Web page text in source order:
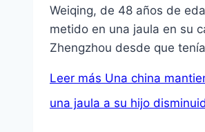
Weiqing, de 48 años de
metido en una jaula en su
Zhengzhou desde que
Leer más Una china
una jaula a su hijo